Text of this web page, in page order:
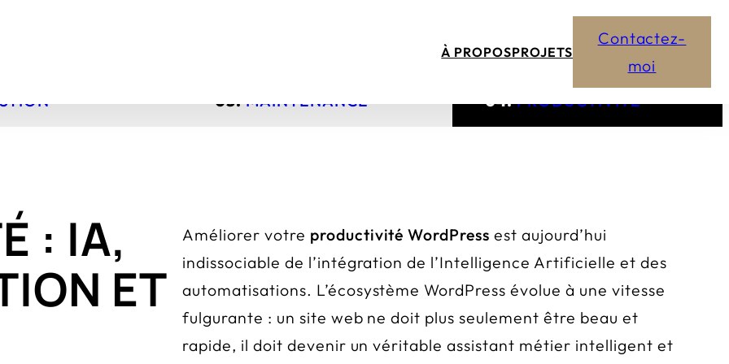
À PROPOSPROJETS
Contactez-
moi
03.MAINTENANCE 04.PRODUCTIVITÉ
: IA,
ET
Améliorer votre productivité WordPress est aujourd’hui
indissociable de l’intégration de l’Intelligence Artificielle et des
automatisations. L’écosystème WordPress évolue à une vitesse
fulgurante : un site web ne doit plus seulement être beau et
rapide, il doit devenir un véritable assistant métier intelligent et